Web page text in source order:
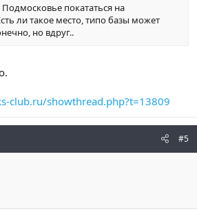
покататься на
ли такое место, типо базы может
но вдруг..
club.ru/showthread.php?t=13809
#5